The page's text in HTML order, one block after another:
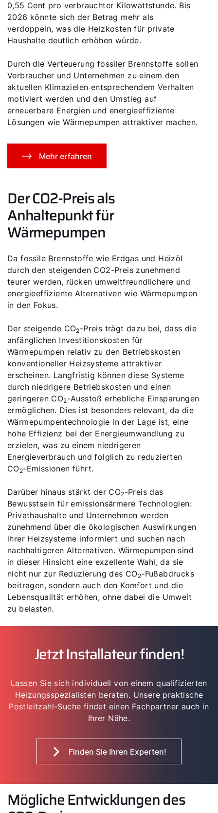
0,55 Cent pro verbrauchter Kilowattstunde. Bis
2026 könnte sich der Betrag mehr als
verdoppeln, was die Heizkosten für private
Haushalte deutlich erhöhen würde​​.
Durch die Verteuerung fossiler Brennstoffe sollen
Verbraucher und Unternehmen zu einem den
aktuellen Klimazielen entsprechendem Verhalten
motiviert werden und den Umstieg auf
erneuerbare Energien und energieeffiziente
Lösungen wie Wärmepumpen attraktiver machen.
Mehr erfahren
Der CO2-Preis als
Anhaltepunkt für
Wärmepumpen
Da fossile Brennstoffe wie Erdgas und Heizöl
durch den steigenden CO2-Preis zunehmend
teurer werden, rücken umweltfreundlichere und
energieeffiziente Alternativen wie Wärmepumpen
in den Fokus.
Der steigende CO2-Preis trägt dazu bei, dass die
anfänglichen Investitionskosten für
Wärmepumpen relativ zu den Betriebskosten
konventioneller Heizsysteme attraktiver
erscheinen. Langfristig können diese Systeme
durch niedrigere Betriebskosten und einen
geringeren CO2-Ausstoß erhebliche Einsparungen
ermöglichen. Dies ist besonders relevant, da die
Wärmepumpentechnologie in der Lage ist, eine
hohe Effizienz bei der Energieumwandlung zu
erzielen, was zu einem niedrigeren
Energieverbrauch und folglich zu reduzierten
CO2-Emissionen führt.
Darüber hinaus stärkt der CO2-Preis das
Bewusstsein für emissionsärmere Technologien:
Privathaushalte und Unternehmen werden
zunehmend über die ökologischen Auswirkungen
ihrer Heizsysteme informiert und suchen nach
nachhaltigeren Alternativen. Wärmepumpen sind
in dieser Hinsicht eine exzellente Wahl, da sie
nicht nur zur Reduzierung des CO2-Fußabdrucks
beitragen, sondern auch den Komfort und die
Lebensqualität erhöhen, ohne dabei die Umwelt
zu belasten.
Jetzt Installateur finden!
Lassen Sie sich individuell von einem qualifizierten
Heizungsspezialisten beraten. Unsere praktische
Postleitzahl-Suche findet einen Fachpartner auch in
Ihrer Nähe.
Finden Sie Ihren Experten!
Mögliche Entwicklungen des